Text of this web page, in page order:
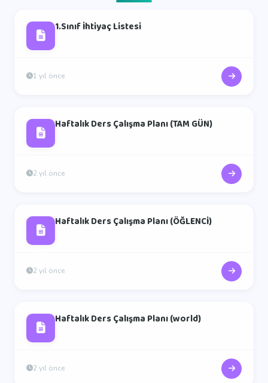
1.Sınıf İhtiyaç Listesi
1 yıl önce
Haftalık Ders Çalışma Planı (TAM GÜN)
2 yıl önce
Haftalık Ders Çalışma Planı (ÖĞLENCİ)
2 yıl önce
Haftalık Ders Çalışma Planı (world)
2 yıl önce